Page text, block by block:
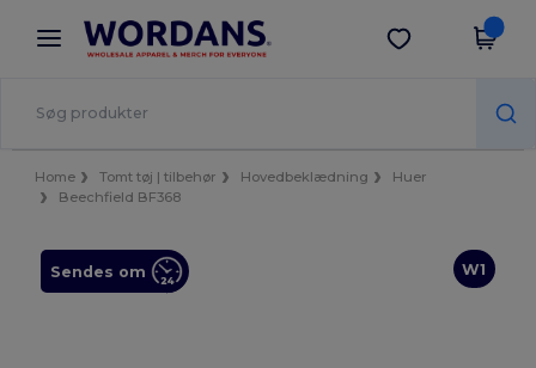
× Wordans-app
Bedre priser i appen!
Hent app
Home Tomt tøj | tilbehør Hovedbeklædning
Huer
Beechfield BF368
W1
Sendes om